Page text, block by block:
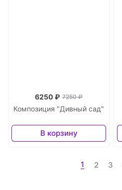
Композиция "Дивный сад"
6250 ₽ 7250 ₽
В корзину
1 2 3